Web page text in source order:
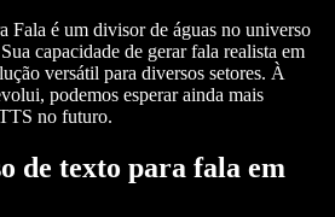
Fala é um divisor de águas no universo
capacidade de gerar fala realista em
versátil para diversos setores. À
podemos esperar ainda mais
no futuro.
de texto para fala em